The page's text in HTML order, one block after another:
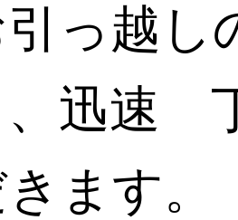
っ越し
、迅速
ます。